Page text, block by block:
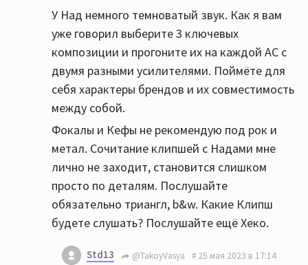
У Над немного темноватый звук. Как я вам
уже говорил выберите 3 ключевых
композиции и прогоните их на каждой АС с
двумя разными усилителями. Поймёте для
себя характеры брендов и их совместимость
между собой.
Фокалы и Кефы не рекомендую под рок и
метал. Сочитание клипшей с Надами мне
лично не заходит, становится слишком
просто по деталям. Послушайте
обязательно триангл, b&w. Какие Клипш
будете слушать? Послушайте ещё Хеко.
Std13 @TakoyVasya 25 мая 2023 в 17:14